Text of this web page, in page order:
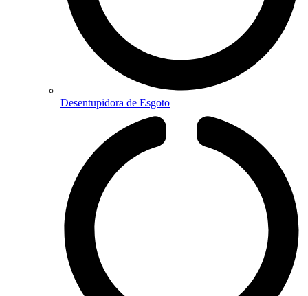
Desentupidora de Esgoto